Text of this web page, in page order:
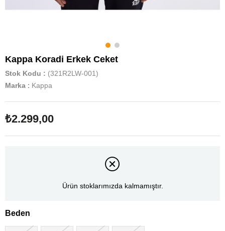
Kappa Koradi Erkek Ceket
Stok Kodu
(321R2LW-001)
Marka : Kappa
₺2.299,00
Ürün stoklarımızda kalmamıştır.
Beden